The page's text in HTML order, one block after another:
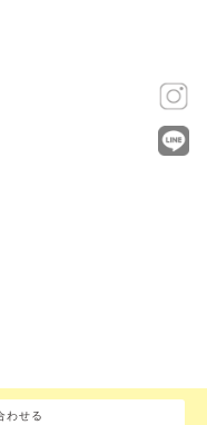
わせる